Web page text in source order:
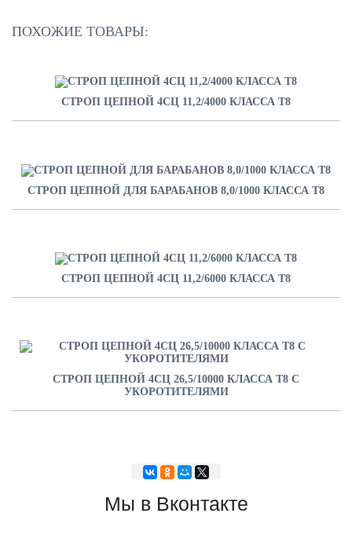
ПОХОЖИЕ ТОВАРЫ:
СТРОП ЦЕПНОЙ 4СЦ 11,2/4000 КЛАССА Т8
СТРОП ЦЕПНОЙ ДЛЯ БАРАБАНОВ 8,0/1000 КЛАССА Т8
СТРОП ЦЕПНОЙ 4СЦ 11,2/6000 КЛАССА Т8
СТРОП ЦЕПНОЙ 4СЦ 26,5/10000 КЛАССА Т8 С
УКОРОТИТЕЛЯМИ
Мы в Вконтакте